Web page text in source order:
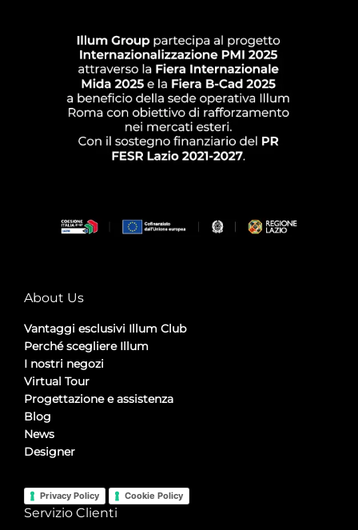
About Us
Vantaggi esclusivi Illum Club
Perché scegliere Illum
I nostri negozi
Virtual Tour
Progettazione e assistenza
Blog
News
Designer
Privacy Policy Cookie Policy
Servizio Clienti